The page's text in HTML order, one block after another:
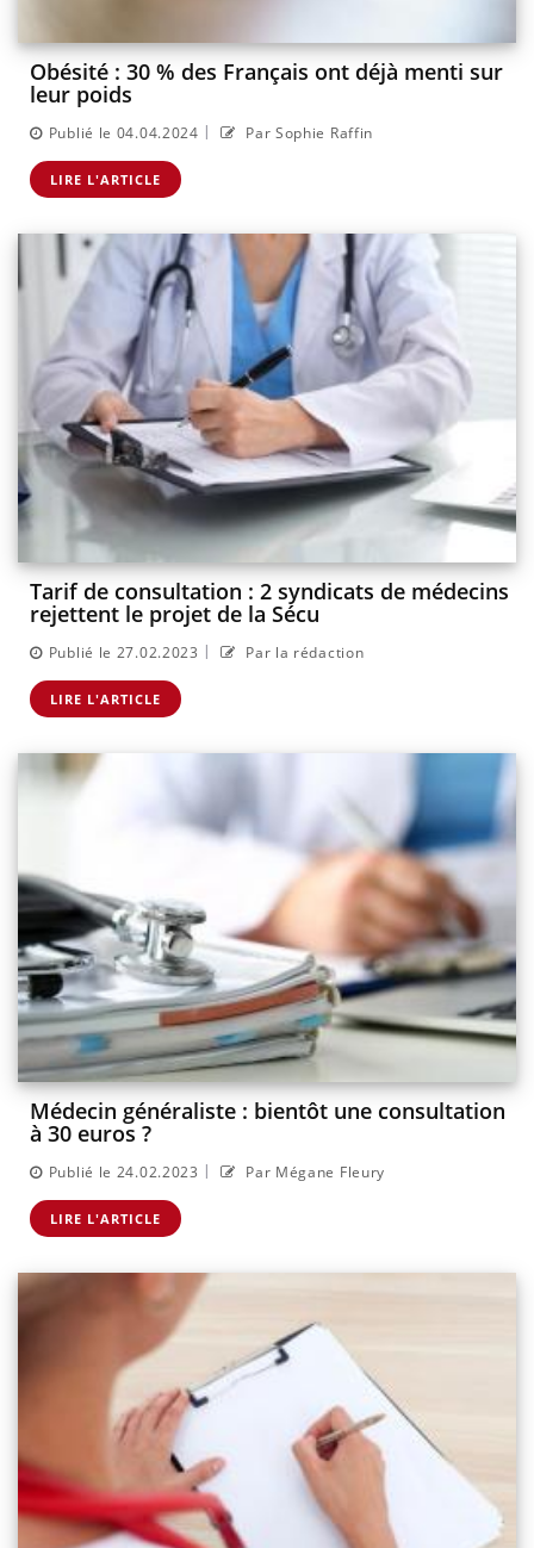
Obésité : 30 % des Français ont déjà menti sur
leur poids
Publié le 04.04.2024 | Par Sophie Raffin
LIRE L'ARTICLE
Tarif de consultation : 2 syndicats de médecins
rejettent le projet de la Sécu
Publié le 27.02.2023 | Par la rédaction
LIRE L'ARTICLE
Médecin généraliste : bientôt une consultation
à 30 euros ?
Publié le 24.02.2023 | Par Mégane Fleury
LIRE L'ARTICLE